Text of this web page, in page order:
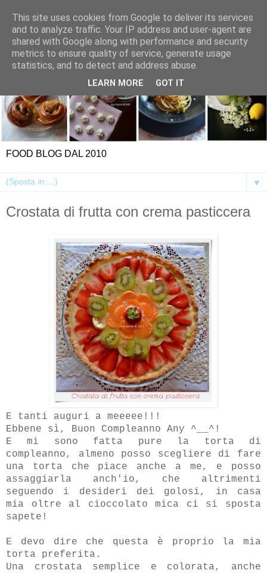
FOOD BLOG DAL 2010
▼
Crostata di frutta con crema pasticcera
E tanti auguri a meeeee!!!
Ebbene sì, Buon Compleanno Any ^__^!
E mi sono fatta pure la torta di
compleanno, almeno posso scegliere di fare
una torta che piace anche a me, e posso
assaggiarla anch'io, che altrimenti
seguendo i desideri dei golosi, in casa
mia oltre al cioccolato mica ci si sposta
sapete!
E devo dire che questa è proprio la mia
torta preferita.
Una crostata semplice e colorata, anche
This site uses cookies from Google to deliver its services
and to analyze traffic. Your IP address and user-agent are
shared with Google along with performance and security
metrics to ensure quality of service, generate usage
statistics, and to detect and address abuse.
LEARN MORE GOT IT